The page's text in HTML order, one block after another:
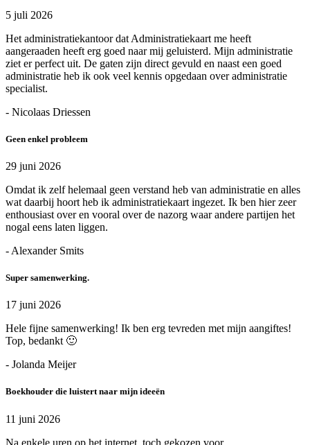
5 juli 2026
Het administratiekantoor dat Administratiekaart me heeft
aangeraaden heeft erg goed naar mij geluisterd. Mijn administratie
ziet er perfect uit. De gaten zijn direct gevuld en naast een goed
administratie heb ik ook veel kennis opgedaan over administratie
specialist.
- Nicolaas Driessen
Geen enkel probleem
29 juni 2026
Omdat ik zelf helemaal geen verstand heb van administratie en alles
wat daarbij hoort heb ik administratiekaart ingezet. Ik ben hier zeer
enthousiast over en vooral over de nazorg waar andere partijen het
nogal eens laten liggen.
- Alexander Smits
Super samenwerking.
17 juni 2026
Hele fijne samenwerking! Ik ben erg tevreden met mijn aangiftes!
Top, bedankt 🙂
- Jolanda Meijer
Boekhouder die luistert naar mijn ideeën
11 juni 2026
Na enkele uren op het internet, toch gekozen voor